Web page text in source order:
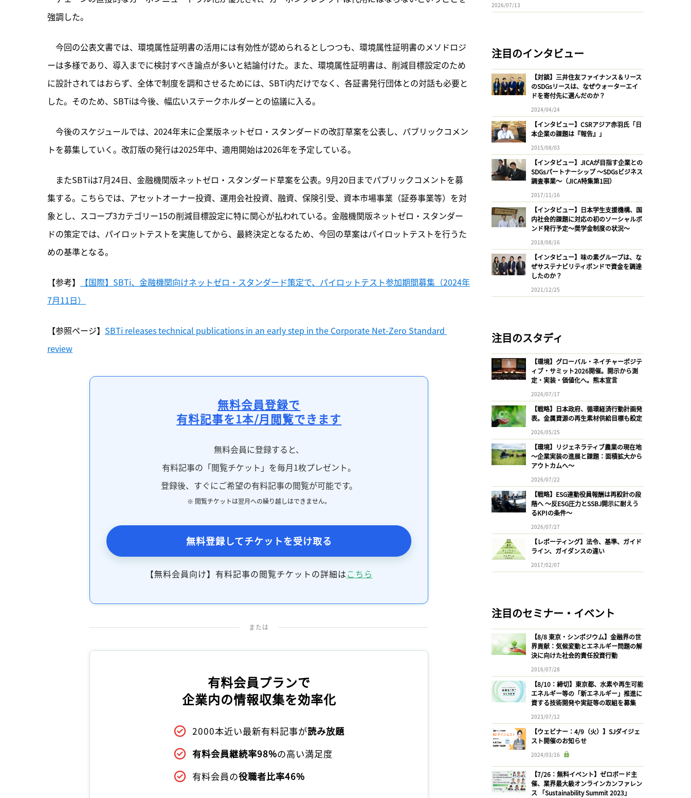
強調した。
今回の公表文書では、環境属性証明書の活用には有効性が認められるとしつつも、環境属性証明書のメソドロジ
ーは多様であり、導入までに検討すべき論点が多いと結論付けた。また、環境属性証明書は、削減目標設定のため
に設計されてはおらず、全体で制度を調和させるためには、SBTi内だけでなく、各証書発行団体との対話も必要と
した。そのため、SBTiは今後、幅広いステークホルダーとの協議に入る。
今後のスケジュールでは、2024年末に企業版ネットゼロ・スタンダードの改訂草案を公表し、パブリックコメン
トを募集していく。改訂版の発行は2025年中、適用開始は2026年を予定している。
またSBTiは7月24日、金融機関版ネットゼロ・スタンダード草案を公表。9月20日までパブリックコメントを募
集する。こちらでは、アセットオーナー投資、運用会社投資、融資、保険引受、資本市場事業（証券事業等）を対
象とし、スコープ3カテゴリー15の削減目標設定に特に関心が払われている。金融機関版ネットゼロ・スタンダー
ドの策定では、パイロットテストを実施してから、最終決定となるため、今回の草案はパイロットテストを行うた
めの基準となる。
【参考】
【国際】SBTi、金融機関向けネットゼロ・スタンダード策定で、パイロットテスト参加期間募集（2024年
7月11日）
【参照ページ】 SBTi releases technical publications in an early step in the Corporate Net-Zero Standard
review
無料会員登録で
有料記事を1本/月閲覧できます
無料会員に登録すると、
有料記事の「閲覧チケット」を毎月1枚プレゼント。
登録後、すぐにご希望の有料記事の閲覧が可能です。
※ 閲覧チケットは翌月への繰り越しはできません。
無料登録してチケットを受け取る
【無料会員向け】有料記事の閲覧チケットの詳細はこちら
または
有料会員プランで
企業内の情報収集を効率化
2000本近い最新有料記事が読み放題
有料会員継続率98%の高い満足度
有料会員の役職者比率46%
2026/07/13
注目のインタビュー
【対談】三井住友ファイナンス＆リース
のSDGsリースは、なぜウォーターエイ
ドを寄付先に選んだのか？
2024/04/24
【インタビュー】CSRアジア赤羽氏「日
本企業の課題は『報告』」
2015/08/03
【インタビュー】JICAが目指す企業との
SDGsパートナーシップ 〜SDGsビジネス
調査事業〜（JICA特集第1回）
2017/11/16
【インタビュー】日本学生支援機構、国
内社会的課題に対応の初のソーシャルボ
ンド発行予定〜奨学金制度の状況〜
2018/08/16
【インタビュー】味の素グループは、な
ぜサステナビリティボンドで資金を調達
したのか？
2021/12/25
注目のスタディ
【環境】グローバル・ネイチャーポジテ
ィブ・サミット2026開催。開示から測
定・実装・価値化へ。熊本宣言
2026/07/17
【戦略】日本政府、循環経済行動計画発
表。金属資源の再生素材供給目標も設定
2026/05/25
【環境】リジェネラティブ農業の現在地
〜企業実装の進展と課題：面積拡大から
アウトカムへ〜
2026/07/22
【戦略】ESG連動役員報酬は再設計の段
階へ 〜反ESG圧力とSSBJ開示に耐えう
るKPIの条件〜
2026/07/27
【レポーティング】法令、基準、ガイド
ライン、ガイダンスの違い
2017/02/07
注目のセミナー・イベント
【8/8 東京・シンポジウム】金融界の世
界貢献：気候変動とエネルギー問題の解
決に向けた社会的責任投資行動
2016/07/28
【8/10：締切】東京都、水素や再生可能
エネルギー等の「新エネルギー」推進に
資する技術開発や実証等の取組を募集
2023/07/12
【ウェビナー：4/9（火）】SJダイジェ
スト開催のお知らせ
2024/03/16
【7/26：無料イベント】ゼロボード主
催、業界最大級オンラインカンファレン
ス 「Sustainability Summit 2023」
ログインが必要です